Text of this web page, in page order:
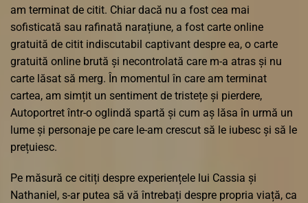
am terminat de citit. Chiar dacă nu a fost cea mai
sofisticată sau rafinată narațiune, a fost carte online
gratuită de citit indiscutabil captivant despre ea, o carte
gratuită online brută și necontrolată care m-a atras și nu
carte lăsat să merg. În momentul în care am terminat
cartea, am simțit un sentiment de tristețe și pierdere,
Autoportret într-o oglindă spartă și cum aș lăsa în urmă un
lume și personaje pe care le-am crescut să le iubesc și să le
prețuiesc.
Pe măsură ce citiți despre experiențele lui Cassia și
Nathaniel, s-ar putea să vă întrebați despre propria viață, ca